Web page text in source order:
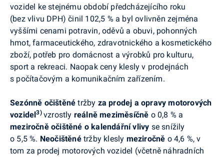
vozidel ke stejnému období předcházejícího roku
(bez vlivu DPH) činil 102,5 % a byl ovlivněn zejména
vyššími cenami potravin, oděvů a obuvi, pohonných
hmot, farmaceutického, zdravotnického a kosmetického
zboží, potřeb pro domácnost a výrobků pro kulturu,
sport a rekreaci. Naopak ceny klesly v prodejnách
s počítačovým a komunikačním zařízením.
Sezónně očištěné tržby za prodej a opravy motorových
vozidel3)vzrostly reálně meziměsíčně o 0,8 % a
meziročně očištěné o kalendářní vlivy se snížily
o 5,5 %. Neočištěnétržby klesly meziročně o 4,6 %, v
tom za prodej motorových vozidel (včetně náhradních